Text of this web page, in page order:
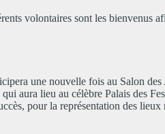
volontaires sont les bienvenus
une nouvelle fois au Salon
aura lieu au célèbre Palais des
pour la représentation des